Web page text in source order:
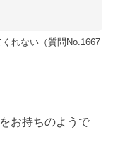
れない（質問No.1667
をお持ちのようで